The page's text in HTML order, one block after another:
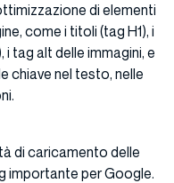
di elementi
come i titoli (tag H1), i
i tag alt delle immagini, e
chiave nel testo, nelle
di caricamento delle
importante per Google.